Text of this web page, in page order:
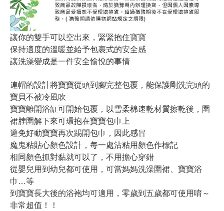
讓你的雙手可以空出來，緊緊抱住寶寶
保持適度的溫暖並給予包裹式的安全感
讓洗澡變成是一件安全愉悅的事情
連帽的設計將寶寶從頭到腳完整包覆，能保護剛洗完頭的
寶貝不被冷風吹
寶寶離開浴缸可開始包覆，以雪柔棉速乾材質擦乾後，圍
裙脖圍解下來可環抱在寶寶包巾上
避免好動寶寶再次踢開包巾，因此感冒
魔鬼粘貼心顏色設計，每一處沾粘用顏色作標記
相同顏色抓對黏就可以了，不用擔心穿錯
從嬰兒用到幼兒都可使用，可當媽媽洗澡圍裙、寶寶浴
巾…等
到寶寶長大後的浴袍均可適用，零歲到五歲都可使用唷～
非常超值！！